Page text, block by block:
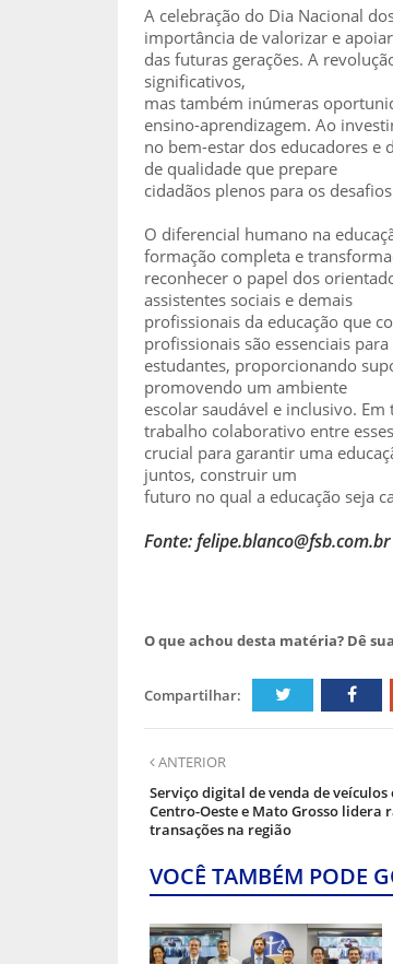
A celebração do Dia Nacional
importância de valorizar e
das futuras gerações. A
significativos,
mas também inúmeras
ensino-aprendizagem. Ao
no bem-estar dos educadores
de qualidade que prepare
cidadãos plenos para os
O diferencial humano na
formação completa e
reconhecer o papel dos
assistentes sociais e demais
profissionais da educação que
profissionais são essenciais
estudantes, proporcionando
promovendo um ambiente
escolar saudável e inclusivo.
trabalho colaborativo entre
crucial para garantir uma
juntos, construir um
futuro no qual a educação seja
Fonte: felipe.blanco@fsb.com.br
O que achou desta matéria? Dê
Compartilhar:
ANTERIOR
Serviço digital de venda de veículos
Centro-Oeste e Mato Grosso lidera
transações na região
VOCÊ TAMBÉM PODE